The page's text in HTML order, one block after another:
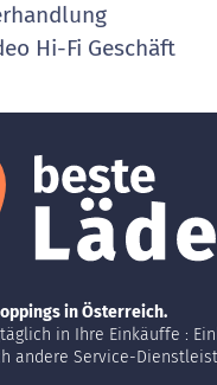
Hi-Fi Geschäft
in Österreich.
in Ihre Einkäuffe :
andere Service-